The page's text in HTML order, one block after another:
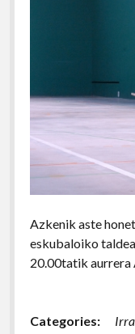
Azkenik aste
eskubaloiko
20.00tatik
Categories: